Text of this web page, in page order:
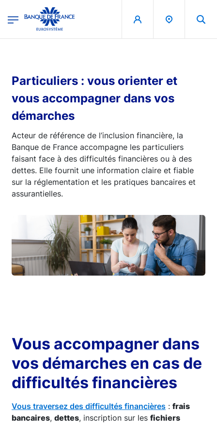
Banque de France - Menu Principal
Particuliers : vous orienter et
vous accompagner dans vos
démarches
Acteur de référence de l’inclusion financière, la
Banque de France accompagne les particuliers
faisant face à des difficultés financières ou à des
dettes. Elle fournit une information claire et fiable
sur la réglementation et les pratiques bancaires et
assurantielles.
Vous accompagner dans
vos démarches en cas de
difficultés financières
Vous traversez des difficultés financières : frais
bancaires, dettes, inscription sur les fichiers